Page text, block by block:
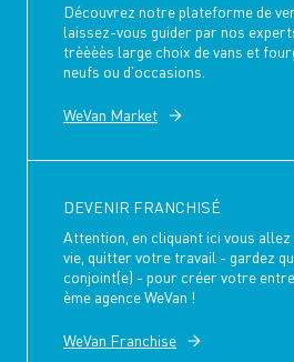
Découvrez notre plateforme de
laissez-vous guider par nos
trèèèès large choix de vans et
neufs ou d'occasions.
WeVan Market
DEVENIR FRANCHISÉ
Attention, en cliquant ici vous
vie, quitter votre travail - gardez
conjoint(e) - pour créer votre
ème agence WeVan !
WeVan Franchise